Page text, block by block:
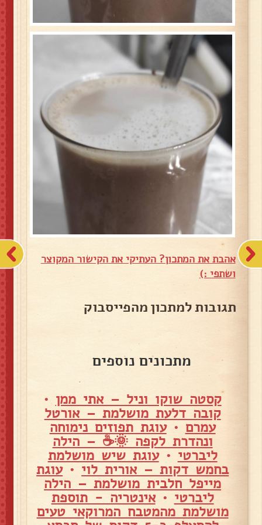
אהבת את המתכון? העתיקי את הקישור המקוצר
ושתפי :)
תגובות למתכון מהפייסבוק
מתכונים נוספים
קסטה שוקו וניל – אתי ממן •
קובה דלעת מושלמת – אורטל
עמרם •עוגת תפוזים נימוחה
ונהדרת לקפה 🌞☕ – הילה
ליברטי •עוגת שיש מושלמת
בחמש דקות – אורית לוי •עוגת
מייפל חלבית מושלמת – הילה
ליברטי •אינטריה - תוספת
מושלמת מהמטבח המרוקאי טעים